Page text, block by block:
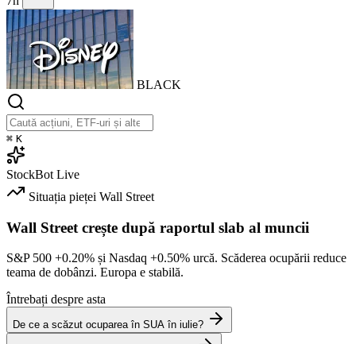
BLACK
⌘ K
StockBot Live
Situația pieței Wall Street
Wall Street crește după raportul slab al muncii
S&P 500 +0.20% și Nasdaq +0.50% urcă. Scăderea ocupării reduce
teama de dobânzi. Europa e stabilă.
Întrebați despre asta
De ce a scăzut ocuparea în SUA în iulie?